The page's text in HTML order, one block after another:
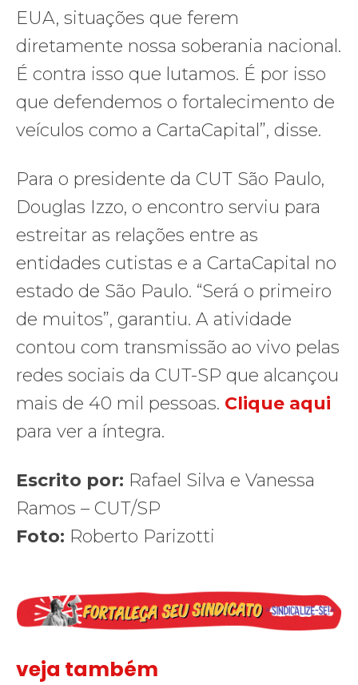
EUA, situações que ferem
diretamente nossa soberania nacional.
É contra isso que lutamos. É por isso
que defendemos o fortalecimento de
veículos como a CartaCapital”, disse.
Para o presidente da CUT São Paulo,
Douglas Izzo, o encontro serviu para
estreitar as relações entre as
entidades cutistas e a CartaCapital no
estado de São Paulo. “Será o primeiro
de muitos”, garantiu. A atividade
contou com transmissão ao vivo pelas
redes sociais da CUT-SP que alcançou
mais de 40 mil pessoas. Clique aqui
para ver a íntegra.
Escrito por: Rafael Silva e Vanessa
Ramos – CUT/SP
Foto: Roberto Parizotti
veja também